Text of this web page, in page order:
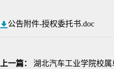
公告附件-授权委托书.doc
上一篇： 湖北汽车工业学院校